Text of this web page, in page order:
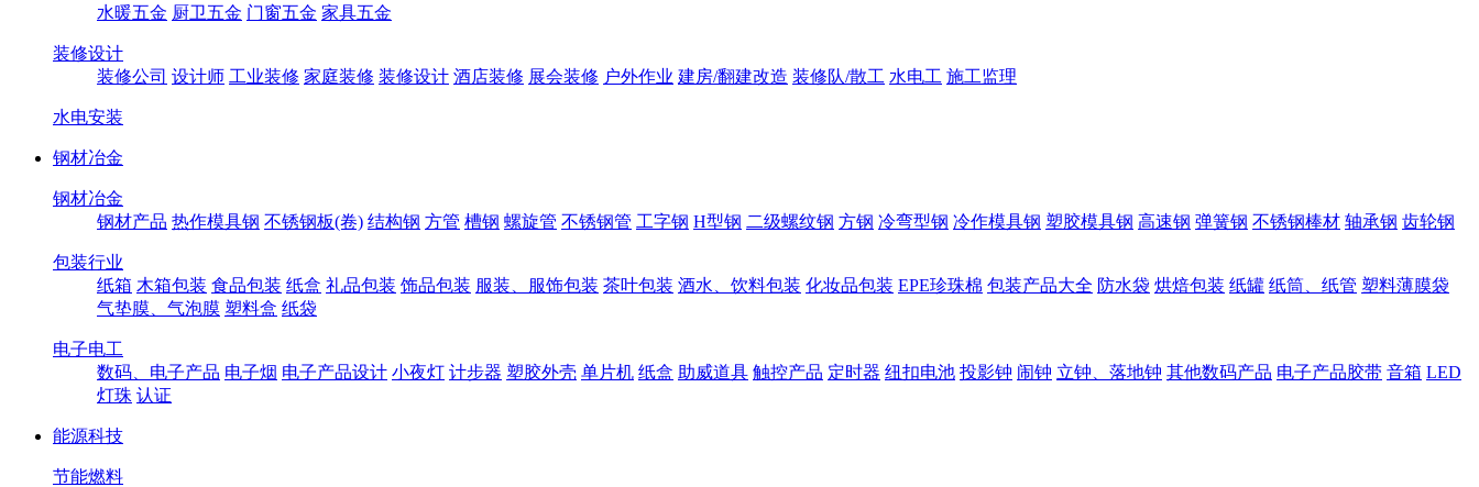
水暖五金 厨卫五金 门窗五金 家具五金
装修设计
装修公司 设计师 工业装修 家庭装修 装修设计 酒店装修 展会装修 户外作业 建房/翻建改造 装修队/散工 水电工 施工监理
水电安装
钢材冶金
钢材冶金
钢材产品 热作模具钢 不锈钢板(卷) 结构钢 方管 槽钢 螺旋管 不锈钢管 工字钢 H型钢 二级螺纹钢 方钢 冷弯型钢 冷作模具钢 塑胶模具钢 高速钢 弹簧钢 不锈钢棒材 轴承钢 齿轮钢
包装行业
纸箱 木箱包装 食品包装 纸盒 礼品包装 饰品包装 服装、服饰包装 茶叶包装 酒水、饮料包装 化妆品包装 EPE珍珠棉 包装产品大全 防水袋 烘焙包装 纸罐 纸筒、纸管 塑料薄膜袋
气垫膜、气泡膜 塑料盒 纸袋
电子电工
数码、电子产品 电子烟 电子产品设计 小夜灯 计步器 塑胶外壳 单片机 纸盒 助威道具 触控产品 定时器 纽扣电池 投影钟 闹钟 立钟、落地钟 其他数码产品 电子产品胶带 音箱 LED
灯珠 认证
能源科技
节能燃料